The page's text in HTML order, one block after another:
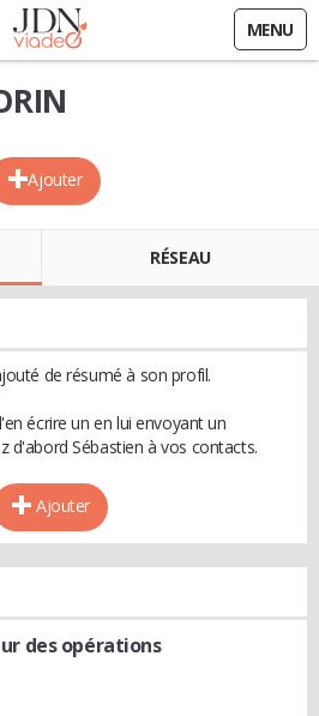
MENU
Ajouter
RÉSEAU
de résumé à son profil.
écrire un en lui envoyant un
d'abord Sébastien à vos contacts.
Ajouter
des opérations